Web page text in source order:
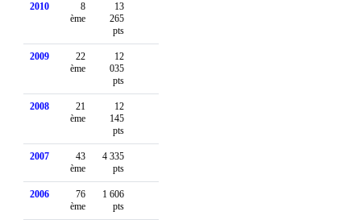
2010
8
ème
13
265
pts
2009
22
ème
12
035
pts
2008
21
ème
12
145
pts
2007
43
ème
4 335
pts
2006
76
ème
1 606
pts